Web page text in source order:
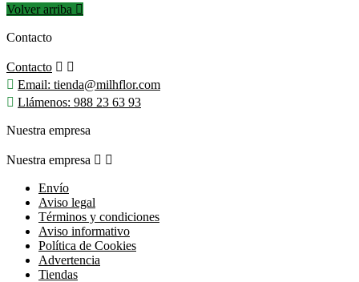
Volver arriba 
Contacto
Contacto  
 Email: tienda@milhflor.com
 Llámenos: 988 23 63 93
Nuestra empresa
Nuestra empresa  
Envío
Aviso legal
Términos y condiciones
Aviso informativo
Política de Cookies
Advertencia
Tiendas